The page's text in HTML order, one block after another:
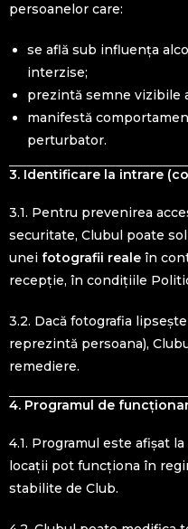
persoanelor care:
se află sub influența
interzise;
prezintă semne vizibile
manifestă
perturbator.
3. Identificare la intrare
3.1. Pentru prevenirea
securitate, Clubul poate
unei fotografii reale în
recepție, în condițiile
3.2. Dacă fotografia
reprezintă persoana),
remediere.
4. Programul de
4.1. Programul este afișat
locații pot funcționa în
stabilite de Club.